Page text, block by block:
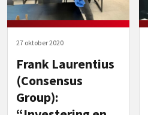
27 oktober 2020
Frank Laurentius
(Consensus
Group):